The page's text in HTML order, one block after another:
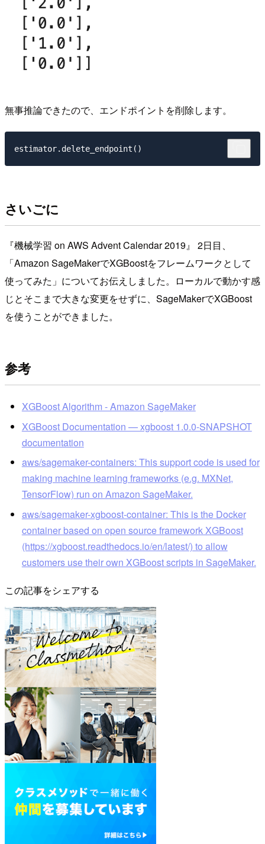
無事推論できたので、エンドポイントを削除します。
さいごに
『機械学習 on AWS Advent Calendar 2019』 2日目、
「Amazon SageMakerでXGBoostをフレームワークとして
使ってみた」についてお伝えしました。ローカルで動かす感
じとそこまで大きな変更をせずに、SageMakerでXGBoost
を使うことができました。
参考
XGBoost Algorithm - Amazon SageMaker
XGBoost Documentation — xgboost 1.0.0-SNAPSHOT
documentation
aws/sagemaker-containers: This support code is used for
making machine learning frameworks (e.g. MXNet,
TensorFlow) run on Amazon SageMaker.
aws/sagemaker-xgboost-container: This is the Docker
container based on open source framework XGBoost
(https://xgboost.readthedocs.io/en/latest/) to allow
customers use their own XGBoost scripts in SageMaker.
この記事をシェアする